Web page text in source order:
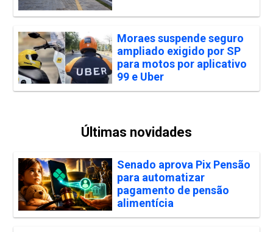
Moraes suspende seguro
ampliado exigido por SP
para motos por aplicativo
99 e Uber
Últimas novidades
Senado aprova Pix Pensão
para automatizar
pagamento de pensão
alimentícia